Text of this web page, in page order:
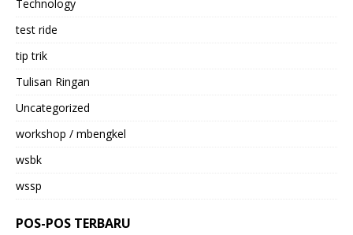
Technology
test ride
tip trik
Tulisan Ringan
Uncategorized
workshop / mbengkel
wsbk
wssp
POS-POS TERBARU